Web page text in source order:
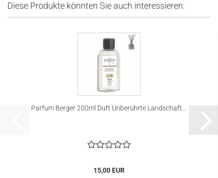
Diese Produkte könnten Sie auch interessieren:
Parfum Berger 200ml Duft Unberührte Landschaft...
15,00 EUR